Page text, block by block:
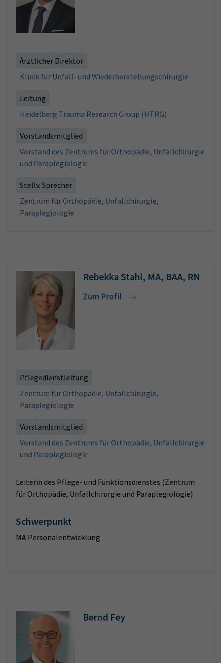
Ärztlicher Direktor
Klinik für Unfall- und Wiederherstellungschirurgie
Leitung
Heidelberg Trauma Research Group (HTRG)
Vorstandsmitglied
Vorstand des Zentrums für Orthopädie, Unfallchirurgie
und Paraplegiologie
Stellv. Sprecher
Zentrum für Orthopädie, Unfallchirurgie,
Paraplegiologie
Rebekka Stahl, MA, BAA, RN
Zum Profil
Pflegedienstleitung
Zentrum für Orthopädie, Unfallchirurgie,
Paraplegiologie
Vorstandsmitglied
Vorstand des Zentrums für Orthopädie, Unfallchirurgie
und Paraplegiologie
Leiterin des Pflege- und Funktionsdienstes (Zentrum
für Orthopädie, Unfallchirurgie und Paraplegiologie)
Schwerpunkt
MA Personalentwicklung
Bernd Fey